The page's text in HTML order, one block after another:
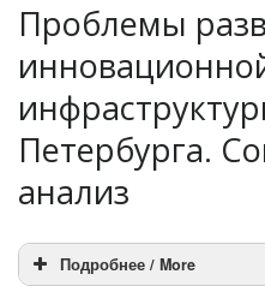
Проблемы
Петербурга.
анализ
Подробнее / More